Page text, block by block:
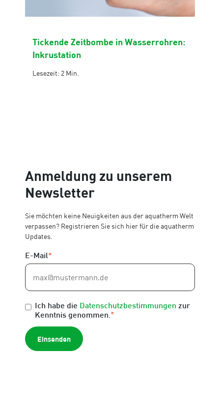
Anmeldung zu unserem
Newsletter
Sie möchten keine Neuigkeiten aus der aquatherm Welt
verpassen? Registrieren Sie sich hier für die aquatherm
Updates.
E-Mail*
Ich habe die Datenschutzbestimmungen zur
Kenntnis genommen.*
Tickende Zeitbombe in Wasserrohren:
Inkrustation
Lesezeit: 2 Min.